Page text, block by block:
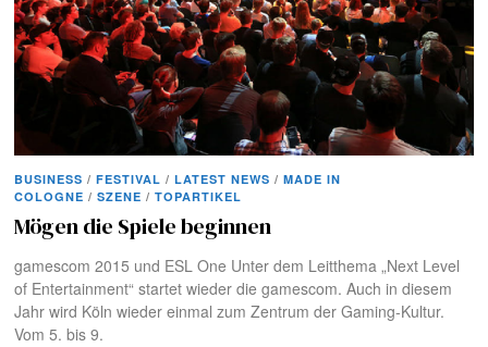
BUSINESS / FESTIVAL / LATEST NEWS / MADE IN
COLOGNE / SZENE / TOPARTIKEL
Mögen die Spiele beginnen
gamescom 2015 und ESL One Unter dem Leitthema „Next Level
of Entertainment“ startet wieder die gamescom. Auch in diesem
Jahr wird Köln wieder einmal zum Zentrum der Gaming-Kultur.
Vom 5. bis 9.